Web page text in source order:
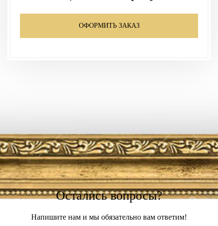
ОФОРМИТЬ ЗАКАЗ
Остались вопросы?
Напишите нам и мы обязательно вам ответим!